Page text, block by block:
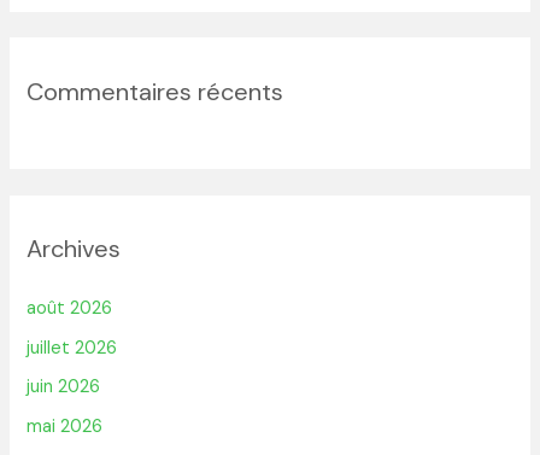
Commentaires récents
Archives
août 2026
juillet 2026
juin 2026
mai 2026